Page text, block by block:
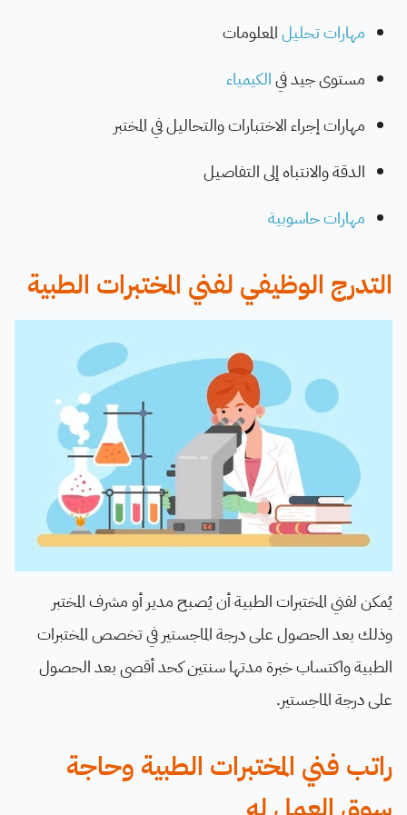
مهارات تحليلالمعلومات
مستوى جيد فيالكيمياء
مهارات إجراء الاختبارات والتحاليل في المختبر
الدقة والانتباه إلى التفاصيل
مهارات حاسوبية
التدرج الوظيفي لفني المختبرات الطبية
يُمكن لفني المختبرات الطبية أن يُصبح مدير أو مشرف المختبر
وذلك بعد الحصول على درجة الماجستير في تخصص المختبرات
الطبية واكتساب خبرة مدتها سنتين كحد أقصى بعد الحصول
على درجة الماجستير.
راتب فني المختبرات الطبية وحاجة